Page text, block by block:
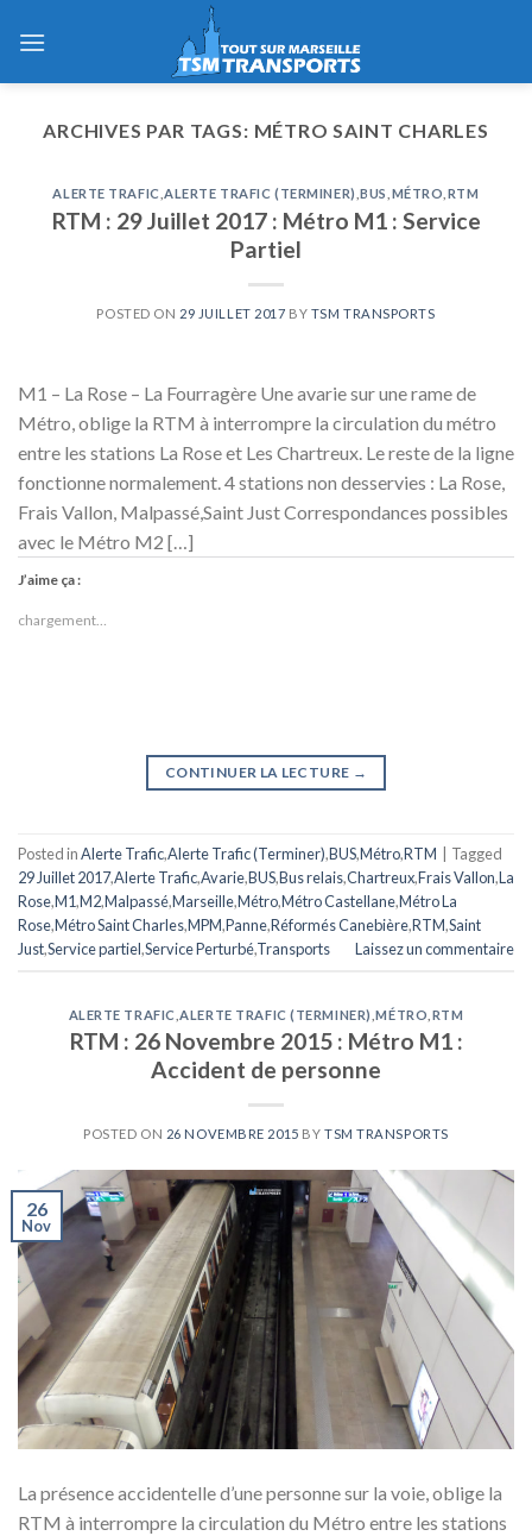
ARCHIVES PAR TAGS: MÉTRO SAINT CHARLES
ALERTE TRAFIC ,ALERTE TRAFIC (TERMINER) ,BUS MÉTRO RTM
RTM : 29 Juillet 2017 : Métro M1 : Service
Partiel
POSTED ON 29 JUILLET 2017 BY TSM TRANSPORTS
M1 – La Rose – La Fourragère Une avarie sur une rame de
Métro, oblige la RTM à interrompre la circulation du métro
entre les stations La Rose et Les Chartreux. Le reste de la ligne
fonctionne normalement. 4 stations non desservies : La Rose,
Frais Vallon, Malpassé,Saint Just Correspondances possibles
avec le Métro M2 […]
J’aime ça :
chargement…
CONTINUER LA LECTURE →
Posted inAlerte Trafic,Alerte Trafic (Terminer),BUS,Métro,RTM
Tagged
29 Juillet 2017,Alerte Trafic,Avarie,BUS,Bus relais,Chartreux,Frais Vallon,La
Rose,M1,M2,Malpassé,Marseille,Métro,Métro Castellane,Métro La
Rose,Métro Saint Charles,MPM,Panne,Réformés Canebière,RTM,Saint
Just,Service partiel,Service Perturbé,Transports Laissez un commentaire
ALERTE TRAFIC ,ALERTE TRAFIC (TERMINER) ,MÉTRO RTM
RTM : 26 Novembre 2015 : Métro M1 :
Accident de personne
POSTED ON 26 NOVEMBRE 2015 BY TSM TRANSPORTS
26
Nov
La présence accidentelle d’une personne sur la voie, oblige la
RTM à interrompre la circulation du Métro entre les stations